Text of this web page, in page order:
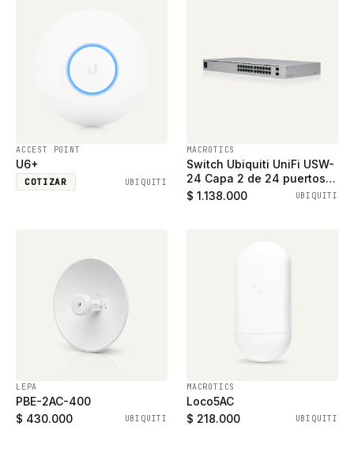
ACCEST POINT
U6+
COTIZAR UBIQUITI
MACROTICS
Switch Ubiquiti UniFi USW-
24 Capa 2 de 24 puertos
ethernet gigabit y 2
$ 1.138.000 UBIQUITI
LEPA
PBE-2AC-400
$ 430.000
UBIQUITI
MACROTICS
Loco5AC
$ 218.000
UBIQUITI